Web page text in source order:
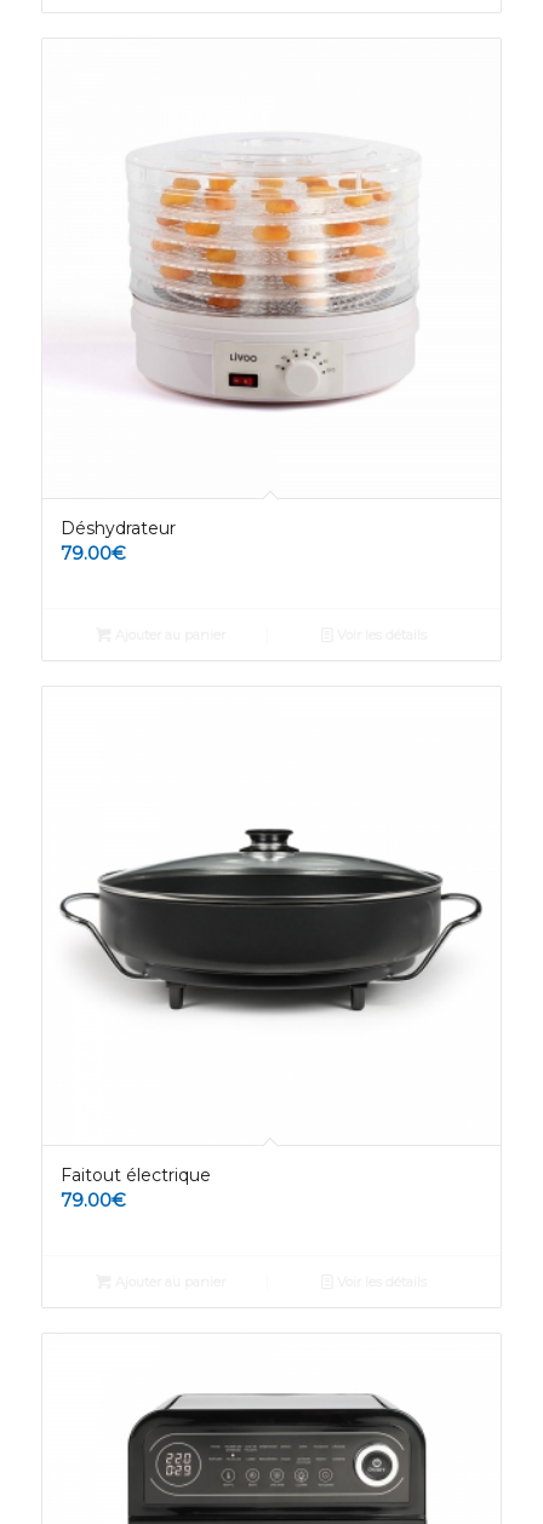
Déshydrateur
79.00€
Faitout électrique
79.00€